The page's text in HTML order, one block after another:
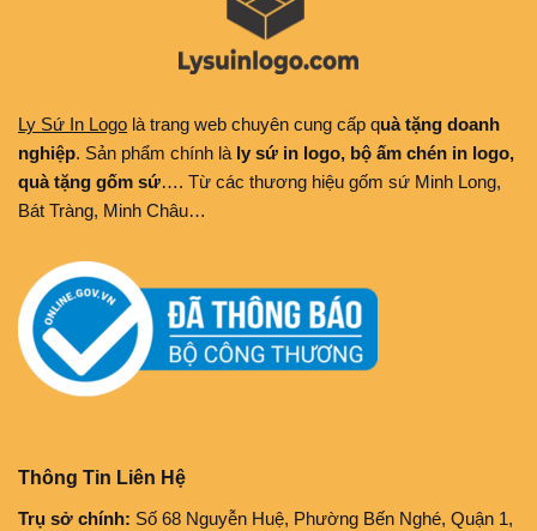
Ly Sứ In Logo là trang web chuyên cung cấp quà tặng doanh
nghiệp. Sản phẩm chính là ly sứ in logo, bộ ấm chén in logo,
quà tặng gốm sứ…. Từ các thương hiệu gốm sứ Minh Long,
Bát Tràng, Minh Châu…
Thông Tin Liên Hệ
Trụ sở chính: Số 68 Nguyễn Huệ, Phường Bến Nghé, Quận 1,